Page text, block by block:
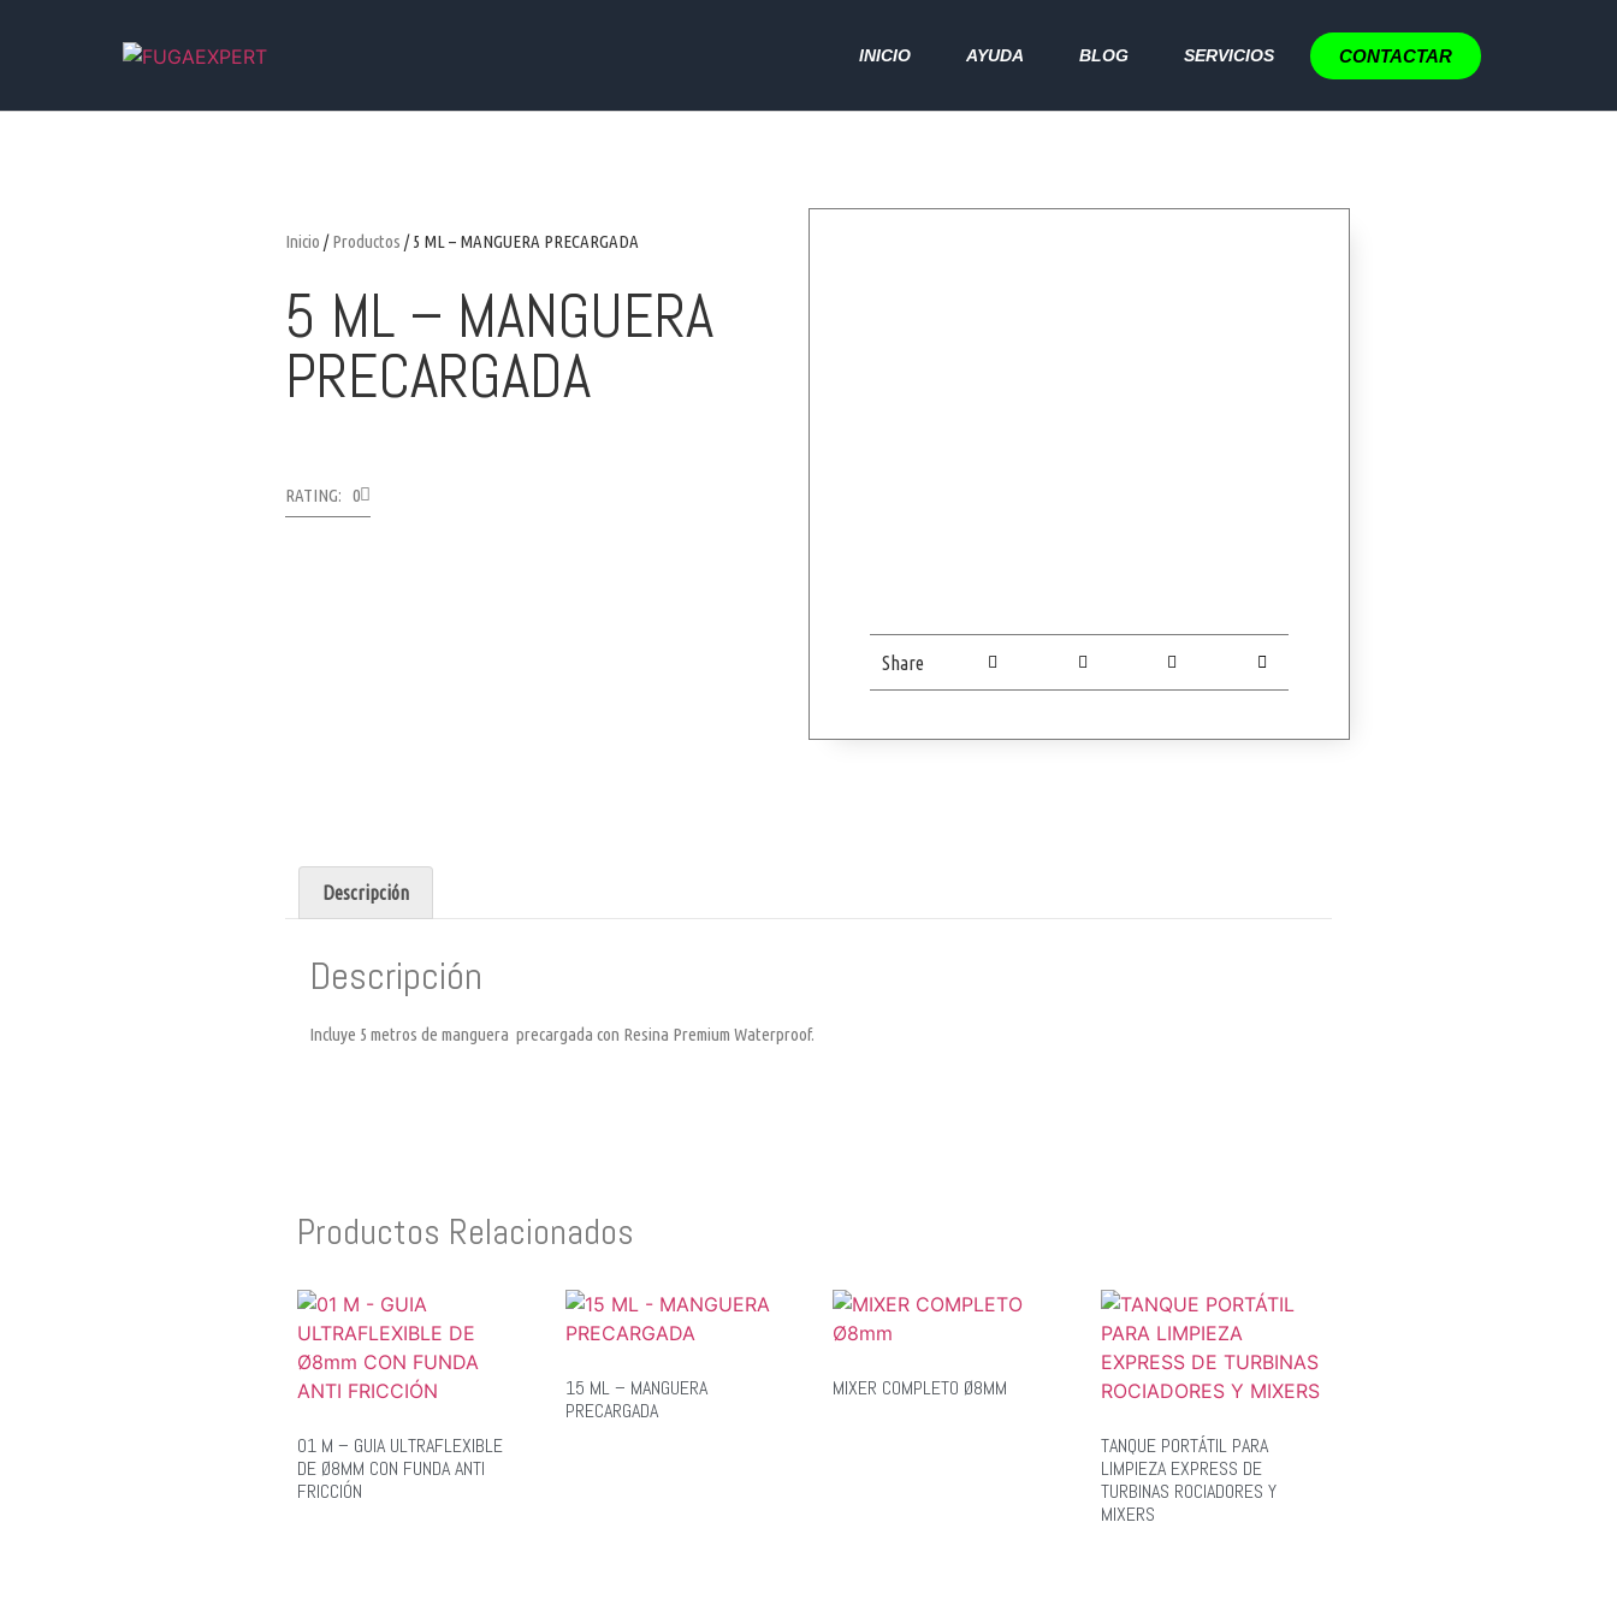
INICIO AYUDA BLOG SERVICIOS CONTACTAR
Inicio /Productos / 5 ML – MANGUERA PRECARGADA
5 ML – MANGUERA
PRECARGADA
RATING: 0
Share
Descripción
Descripción
Incluye 5 metros de manguera precargada con Resina Premium Waterproof.
Productos Relacionados
01 M – GUIA ULTRAFLEXIBLE
DE Ø8MM CON FUNDA ANTI
FRICCIÓN
15 ML – MANGUERA
PRECARGADA
MIXER COMPLETO Ø8MM
TANQUE PORTÁTIL PARA
LIMPIEZA EXPRESS DE
TURBINAS ROCIADORES Y
MIXERS